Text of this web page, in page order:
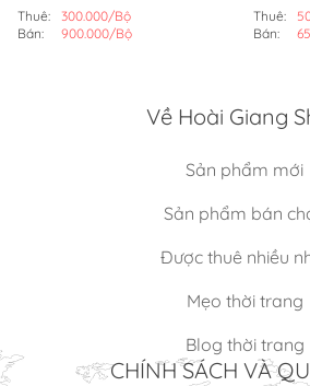
Thuê:
300.000/Bộ
Bán:
900.000/Bộ
Thuê:
Bán:
Về Hoài Giang
Sản phẩm mới
Sản phẩm bán
Được thuê nhiều
Mẹo thời trang
Blog thời trang
CHÍNH SÁCH VÀ